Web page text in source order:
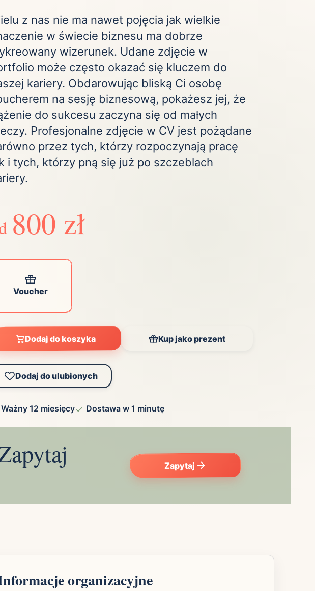
z nas nie ma nawet pojęcia jak wielkie
w świecie biznesu ma dobrze
wizerunek. Udane zdjęcie w
może często okazać się kluczem do
kariery. Obdarowując bliską Ci osobę
na sesję biznesową, pokażesz jej, że
do sukcesu zaczyna się od małych
Profesjonalne zdjęcie w CV jest pożądane
przez tych, którzy rozpoczynają pracę
i tych, którzy pną się już po szczeblach
800 zł
Voucher
Dodaj do koszyka Kup jako prezent
Dodaj do ulubionych
Ważny 12 miesięcy Dostawa w 1 minutę
Zapytaj
organizacyjne